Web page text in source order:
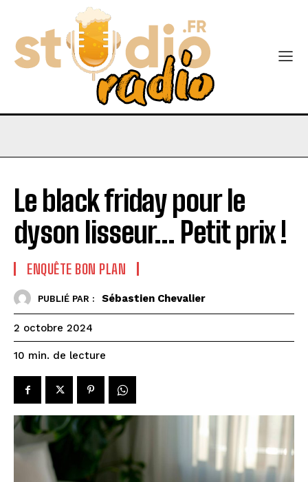
Le black friday pour le
dyson lisseur… Petit prix !
ENQUÊTE BON PLAN
PUBLIÉ PAR : Sébastien Chevalier
2 octobre 2024
10 min. de lecture